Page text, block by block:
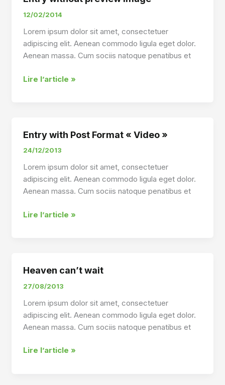
12/02/2014
Lorem ipsum dolor sit amet, consectetuer
adipiscing elit. Aenean commodo ligula eget dolor.
Aenean massa. Cum sociis natoque penatibus et
Entry
Lire l’article »
Entry with Post Format « Video »
24/12/2013
Lorem ipsum dolor sit amet, consectetuer
adipiscing elit. Aenean commodo ligula eget dolor.
Aenean massa. Cum sociis natoque penatibus et
Entry
Lire l’article »
Heaven can’t wait
27/08/2013
Lorem ipsum dolor sit amet, consectetuer
adipiscing elit. Aenean commodo ligula eget dolor.
Aenean massa. Cum sociis natoque penatibus et
Heaven
Lire l’article »